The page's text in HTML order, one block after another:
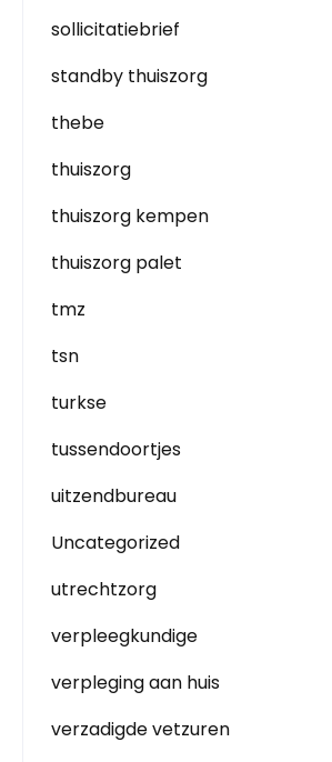
sollicitatiebrief
standby thuiszorg
thebe
thuiszorg
thuiszorg kempen
thuiszorg palet
tmz
tsn
turkse
tussendoortjes
uitzendbureau
Uncategorized
utrechtzorg
verpleegkundige
verpleging aan huis
verzadigde vetzuren